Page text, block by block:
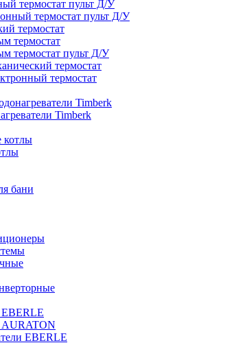
термостат пульт Д/У
термостат пульт Д/У
термостат
термостат
термостат пульт Д/У
термостат
термостат
Timberk
Timberk
котлы
бани
EBERLE
AURATON
EBERLE